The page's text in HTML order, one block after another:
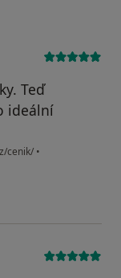
Teď
ideální
cenik/ •